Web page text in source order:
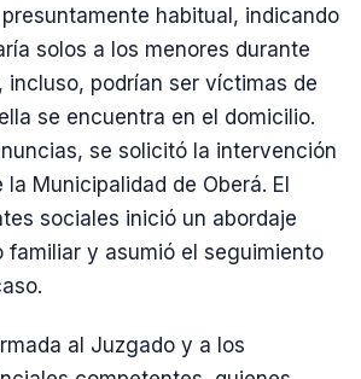
habitual, indicando
solos a los menores durante
incluso, podrían ser víctimas de
se encuentra en el domicilio.
se solicitó la intervención
Municipalidad de Oberá. El
sociales inició un abordaje
familiar y asumió el seguimiento
al Juzgado y a los